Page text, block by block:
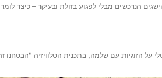
הנרכשים מבלי לפגוע בזולת ובעיקר – כיצד
על הזוגיות עם שלמה, בתכנית הטלוויזיה "הבטחנו זה